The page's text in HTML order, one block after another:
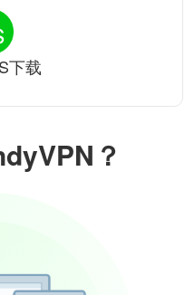
？
下载